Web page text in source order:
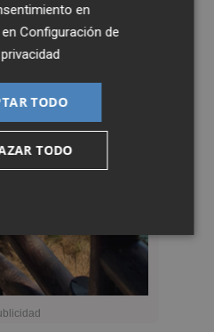
en
enConfiguración de
TODO
TODO